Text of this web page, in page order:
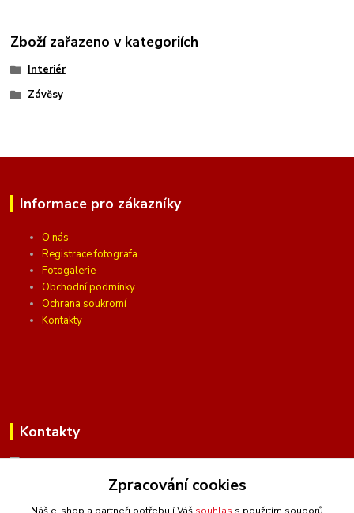
Zboží zařazeno v kategoriích
Interiér
Závěsy
Informace pro zákazníky
O nás
Registrace fotografa
Fotogalerie
Obchodní podmínky
Ochrana soukromí
Kontakty
Kontakty
(Po-Pá, 10 - 16 hod.)
Zpracování cookies